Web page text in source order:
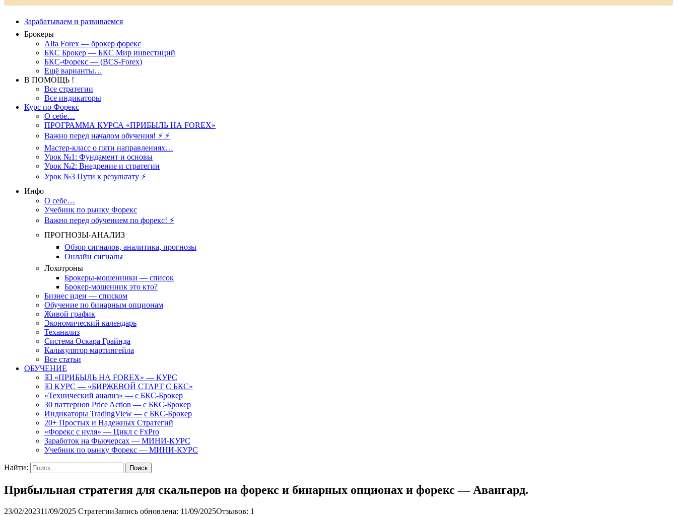
Зарабатываем и развиваемся
Брокеры
Alfa Forex — брокер форекс
БКС Брокер — БКС Мир инвестиций
БКС-Форекс — (BCS-Forex)
Ещё варианты…
В ПОМОЩЬ !
Все стратегии
Все индикаторы
Курс по Форекс
О себе…
ПРОГРАММА КУРСА «ПРИБЫЛЬ НА FOREX»
Важно перед началом обучения! ⚡ ⚡
Мастер-класс о пяти направлениях…
Урок №1: Фундамент и основы
Урок №2: Внедрение и стратегии
Урок №3 Пути к результату ⚡️
Инфо
О себе…
Учебник по рынку Форекс
Важно перед обучением по форекс! ⚡
ПРОГНОЗЫ-АНАЛИЗ
Обзор сигналов, аналитика, прогнозы
Онлайн сигналы
Лохотроны
Брокеры-мошенники — список
Брокер-мошенник это кто?
Бизнес идеи — списком
Обучение по бинарным опционам
Живой график
Экономический календарь
Теханализ
Система Оскара Грайнда
Калькулятор мартингейла
Все статьи
ОБУЧЕНИЕ
💵 «ПРИБЫЛЬ НА FOREX» — КУРС
💵 КУРС — «БИРЖЕВОЙ СТАРТ С БКС»
«Технический анализ» — с БКС-Брокер
30 паттернов Price Action — с БКС-Брокер
Индикаторы TradingView — с БКС-Брокер
20+ Простых и Надежных Стратегий
«Форекс с нуля» — Цикл с FxPro
Заработок на Фьючерсах — МИНИ-КУРС
Учебник по рынку Форекс — МИНИ-КУРС
Найти:
Прибыльная стратегия для скальперов на форекс и бинарных опционах и форекс — Авангард.
23/02/202311/09/2025 СтратегииЗапись обновлена: 11/09/2025Отзывов: 1